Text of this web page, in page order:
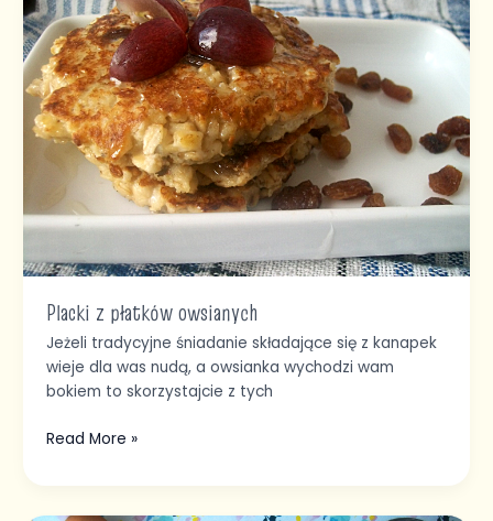
Placki z płatków owsianych
Jeżeli tradycyjne śniadanie składające się z kanapek
wieje dla was nudą, a owsianka wychodzi wam
bokiem to skorzystajcie z tych
z
płatków
owsianych
Read More »